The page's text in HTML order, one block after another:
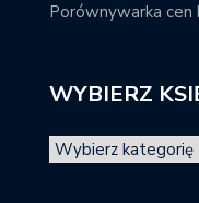
Porównywarka cen
WYBIERZ